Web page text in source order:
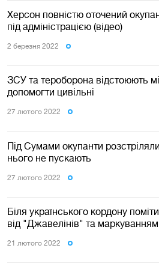
Херсон повністю оточений
під адміністрацією (відео)
2 березня 2022
ЗСУ та тероборона відстоюють
допомогти цивільні
27 лютого 2022
Під Сумами окупанти
нього не пускають
27 лютого 2022
Біля українського кордону
від "Джавелінів" та
21 лютого 2022